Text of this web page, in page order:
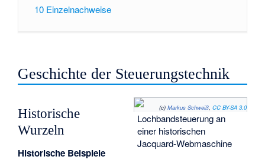
10 Einzelnachweise
Geschichte der Steuerungstechnik
(c) Markus Schweiß, CC BY-SA 3.0
Lochbandsteuerung an
einer historischen
Jacquard-Webmaschine
Historische
Wurzeln
Historische Beispiele